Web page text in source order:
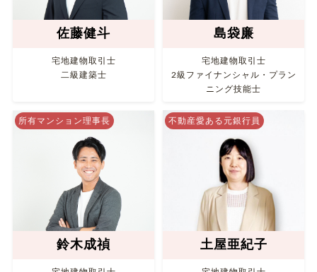
佐藤健斗
宅地建物取引士
二級建築士
島袋廉
宅地建物取引士
2級ファイナンシャル・プラン
ニング技能士
所有マンション理事長
鈴木成禎
不動産愛ある元銀行員
土屋亜紀子